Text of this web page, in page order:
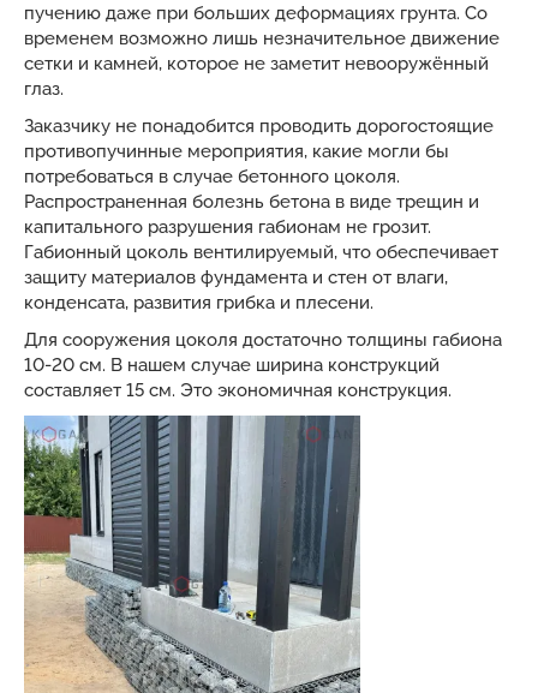
пучению даже при больших деформациях грунта. Со
временем возможно лишь незначительное движение
сетки и камней, которое не заметит невооружённый
глаз.
Заказчику не понадобится проводить дорогостоящие
противопучинные мероприятия, какие могли бы
потребоваться в случае бетонного цоколя.
Распространенная болезнь бетона в виде трещин и
капитального разрушения габионам не грозит.
Габионный цоколь вентилируемый, что обеспечивает
защиту материалов фундамента и стен от влаги,
конденсата, развития грибка и плесени.
Для сооружения цоколя достаточно толщины габиона
10-20 см. В нашем случае ширина конструкций
составляет 15 см. Это экономичная конструкция.